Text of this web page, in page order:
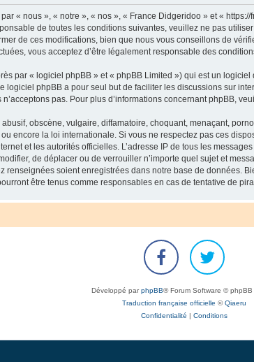
« nous », « notre », « nos », « France Didgeridoo » et «
de toutes les conditions suivantes, veuillez ne pas
de ces modifications, bien que nous vous conseillons de
vous acceptez d’être légalement responsable des
par « logiciel phpBB » et « phpBB Limited ») qui est un
logiciel phpBB a pour seul but de faciliter les discussions sur
pas. Pour plus d’informations concernant phpBB,
obscène, vulgaire, diffamatoire, choquant, menaçant,
encore la loi internationale. Si vous ne respectez pas ces
et les autorités officielles. L’adresse IP de tous les
de déplacer ou de verrouiller n’importe quel sujet et
renseignées soient enregistrées dans notre base de données.
être tenus comme responsables en cas de tentative de
Développé parphpBB® Forum Software © phpBB
Traduction française officielle ©Qiaeru
Confidentialité | Conditions